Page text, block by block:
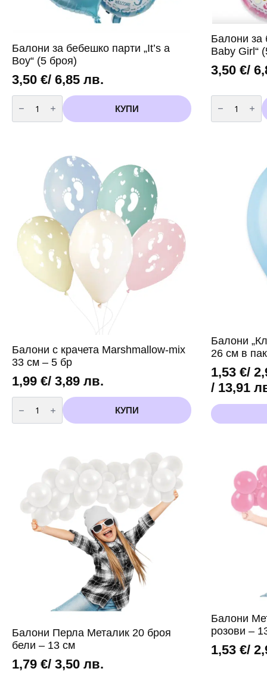
Балони за бебешко парти „It’s a
Boy“ (5 броя)
3,50 €/ 6,85 лв.
количество
за
Балони
за
КУПИ
Балони за
Baby Girl“
3,50€/
количество
за
Балони
за
Балони с крачета Marshmallow-mix
33 см – 5 бр
1,99 €/ 3,89 лв.
количество
за
Балони
с
КУПИ
Балони
26 см в
1,53€/
/ 13,91
Price
range:
1,53 €
through
7,11 €
13,91 лв.
This
product
options
chosen
Балони Перла Металик 20 броя
бели – 13 см
1,79 €/ 3,50 лв.
Балони
розови –
1,53€/